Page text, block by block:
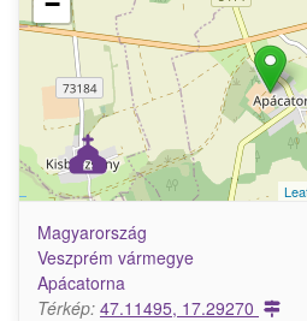
Magyarország
Veszprém vármegye
Apácatorna
Térkép: 47.11495, 17.29270